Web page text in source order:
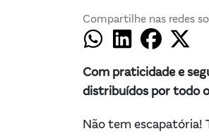
Compartilhe nas redes
Com praticidade e
distribuídos por todo
Não tem escapatória!